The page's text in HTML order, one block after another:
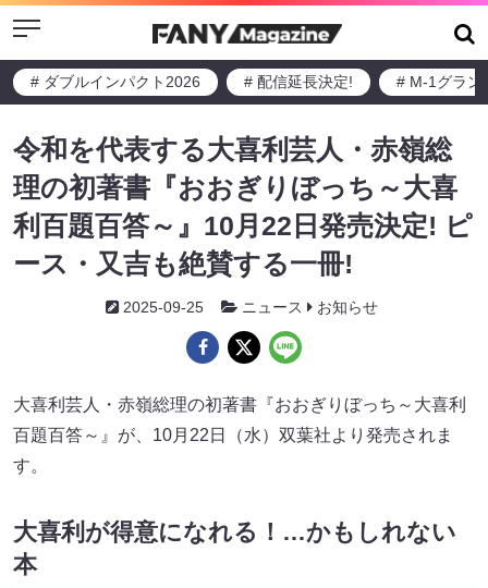
Menu
# ダブルインパクト2026 # 配信延長決定! # M-1グラン
令和を代表する大喜利芸人・赤嶺総
理の初著書『おおぎりぼっち～大喜
利百題百答～』10月22日発売決定! ピ
ース・又吉も絶賛する一冊!
2025-09-25 ニュース お知らせ
大喜利芸人・赤嶺総理の初著書『おおぎりぼっち～大喜利
百題百答～』が、10月22日（水）双葉社より発売されま
す。
大喜利が得意になれる！…かもしれない
本